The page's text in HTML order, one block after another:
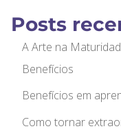
Posts
A Arte na
Benefícios
Benefícios em
Como tornar